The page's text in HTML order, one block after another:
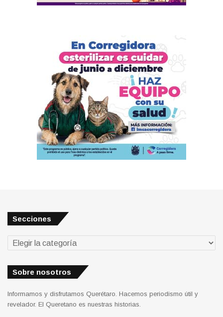
Secciones
Secciones
Sobre nosotros
Informamos y disfrutamos Querétaro. Hacemos periodismo útil y
revelador. El Queretano es nuestras historias.